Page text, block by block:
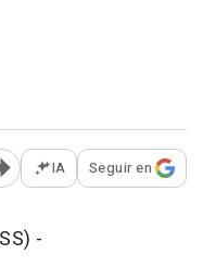
Abrir opciones para
IA Seguir en
-